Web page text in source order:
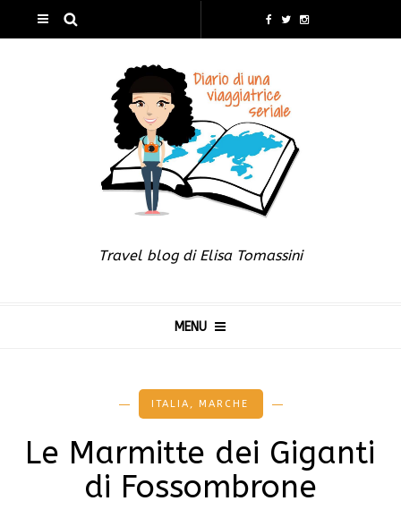
Travel blog di Elisa Tomassini
MENU
ITALIA , MARCHE
Le Marmitte dei Giganti
di Fossombrone